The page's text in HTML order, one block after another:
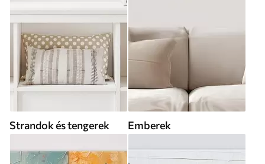
Strandok és tengerek Emberek